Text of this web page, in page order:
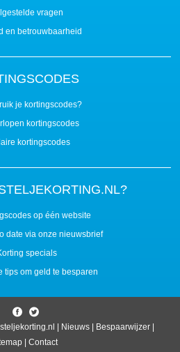
vragen
en betrouwbaarheid
je kortingscodes?
kortingscodes
kortingscodes
op één website
date via onze nieuwsbrief
specials
tips om geld te besparen
Nieuws| Bespaarwijzer|
| Contact